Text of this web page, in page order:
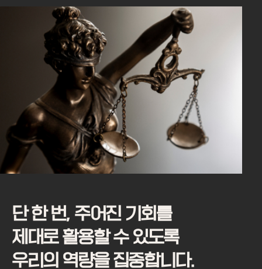
이전 다음
단 한 번, 주어진 기회를
제대로 활용할 수 있도록
우리의 역량을 집중합니다.